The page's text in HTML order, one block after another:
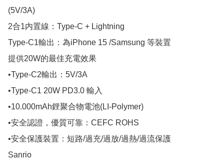
(5V/3A)
2合1内置線：Type-C + Lightning
Type-C1輸出：為iPhone 15 /Samsung 等裝置
提供20W的最佳充電效果
•Type-C2輸出：5V/3A
•Type-C1 20W PD3.0 輸入
•10.000mAh鋰聚合物電池(LI-Polymer)
•安全認證，優質可靠：CEFC ROHS
•安全保護裝置：短路/過充/過放/過熱/過流保護
Sanrio